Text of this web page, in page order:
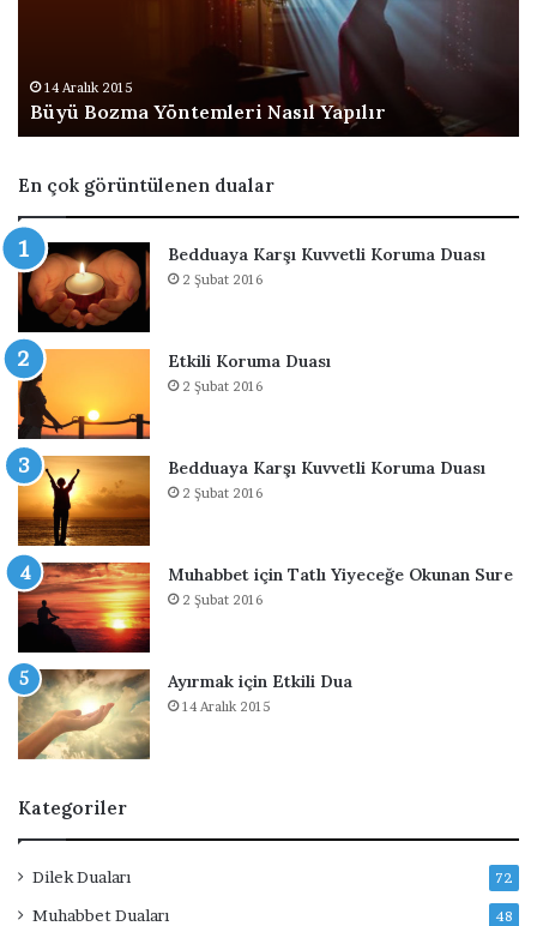
ö
t
e
m
l
e
r
i
N
a
s
ı
l
Y
a
p
l
ı
14 Aralık 2015
Büyü Bozma Yöntemleri Nasıl Yapılır
En çok görüntülenen dualar
Bedduaya Karşı Kuvvetli Koruma Duası
2 Şubat 2016
Etkili Koruma Duası
2 Şubat 2016
Bedduaya Karşı Kuvvetli Koruma Duası
2 Şubat 2016
Muhabbet için Tatlı Yiyeceğe Okunan Sure
2 Şubat 2016
Ayırmak için Etkili Dua
14 Aralık 2015
Kategoriler
Dilek Duaları 72
Muhabbet Duaları 48